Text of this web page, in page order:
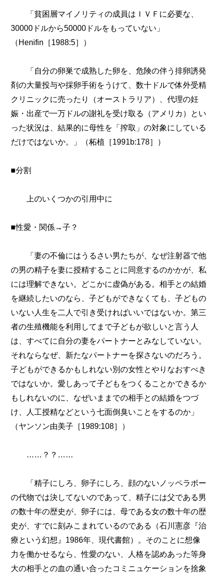
「貧困層マイノリティの成員はＩＶＦに必要な、
30000ドルから50000ドルをもっていない」
（Henifin［1988:5］）
「自分の卵巣で成熟した卵を、危険の伴う排卵誘発
剤の大量投与や採卵手術をうけて、数十ドルで体外受精
クリニックに売ったり（オーストラリア）、代理の妊
娠・出産で一万ドルの謝礼を受け取る（アメリカ）とい
った状況は、結果的に母性を「搾取」の対象にしている
だけではないか。」（柘植［1991b:178］）
■分割
上のいくつかの引用中に
■性愛・関係→子？
「妻の不倫にはうるさい男たちが、なぜ注射器で他
の男の精子を妻に授精することに同意するのかかが、私
には理解できない。どこかに虚偽がある。相手との結婚
を継続したいのなら、子どもができなくても、子どもの
いない人生を二人で引き受ければいいではないか。第三
者の生殖機能を利用してまで子どもが欲しいと言う人
は、すべてに自分の妻をパートナーとみなしていない。
それならなぜ、新たなパートナーを探さないのだろう。
子どもができるかもしれない別の女性とやりなおすべき
ではないか。愛しあって子どもをつくることかできるか
もしれないのに、なぜいままでの相手との結婚をつづ
け、人工授精などという七面倒臭いことをするのか」
（ヤンソン由美子［1989:108］）
……？？……
「精子にしろ、卵子にしろ、顔のないノッペラボー
の代物では決してないのであって、精子には父である男
の数十年の歴史が、卵子には、母である女の数十年の歴
史が、すでに刻みこまれているのである（石川憲彦『治
療という幻想』1986年、現代書館）。そのことに想像
力を働かせるなら、性愛のない、人格を認めあった等身
大の相手との血の通い合ったコミニュケーションを捨象